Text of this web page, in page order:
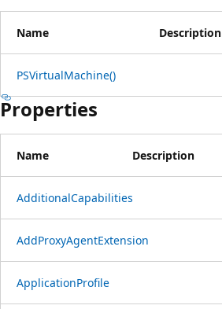
Name Description
PSVirtualMachine()
Properties
Name Description
AdditionalCapabilities
AddProxyAgentExtension
ApplicationProfile